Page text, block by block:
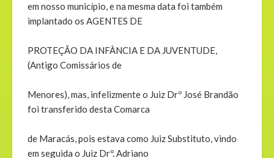
em nosso município, e na mesma data foi também
implantado os AGENTES DE
PROTEÇÃO DA INFÂNCIA E DA JUVENTUDE,
(Antigo Comissários de
Menores), mas, infelizmente o Juiz Drº José Brandão
foi transferido desta Comarca
de Maracás, pois estava como Juiz Substituto, vindo
em seguida o Juiz Drº. Adriano